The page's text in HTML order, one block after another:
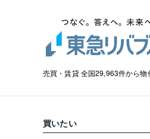
売買・賃貸 全国29,963件から物
買いたい